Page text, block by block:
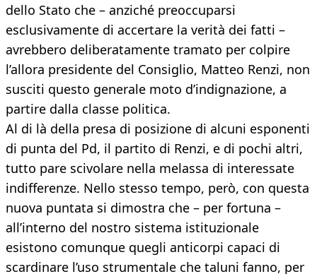
dello Stato che – anziché preoccuparsi
esclusivamente di accertare la verità dei fatti –
avrebbero deliberatamente tramato per colpire
l’allora presidente del Consiglio, Matteo Renzi, non
susciti questo generale moto d’indignazione, a
partire dalla classe politica.
Al di là della presa di posizione di alcuni esponenti
di punta del Pd, il partito di Renzi, e di pochi altri,
tutto pare scivolare nella melassa di interessate
indifferenze. Nello stesso tempo, però, con questa
nuova puntata si dimostra che – per fortuna –
all’interno del nostro sistema istituzionale
esistono comunque quegli anticorpi capaci di
scardinare l’uso strumentale che taluni fanno, per